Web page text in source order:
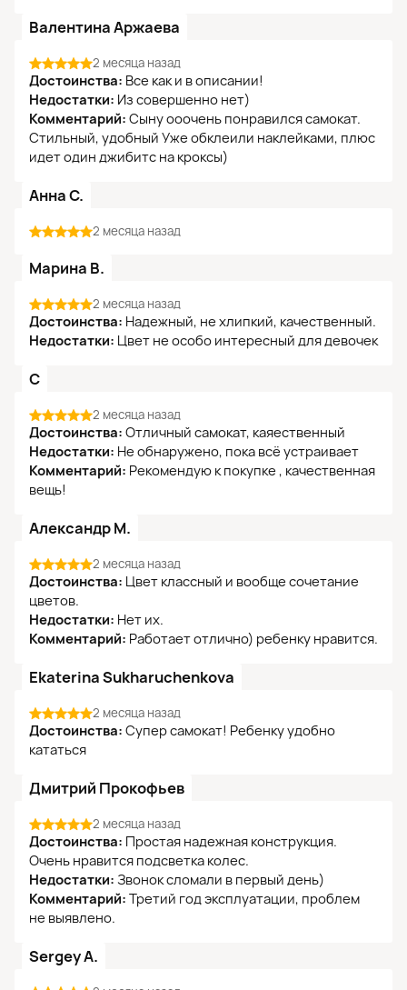
Валентина Аржаева
2 месяца назад
Достоинства: Все как и в описании!
Недостатки: Из совершенно нет)
Комментарий: Сыну ооочень понравился самокат.
Стильный, удобный Уже обклеили наклейками, плюс
идет один джибитс на кроксы)
Анна С.
2 месяца назад
Марина В.
2 месяца назад
Достоинства: Надежный, не хлипкий, качественный.
Недостатки: Цвет не особо интересный для девочек
С
2 месяца назад
Достоинства: Отличный самокат, каяественный
Недостатки: Не обнаружено, пока всё устраивает
Комментарий: Рекомендую к покупке , качественная
вещь!
Александр М.
2 месяца назад
Достоинства: Цвет классный и вообще сочетание
цветов.
Недостатки: Нет их.
Комментарий: Работает отлично) ребенку нравится.
Ekaterina Sukharuchenkova
2 месяца назад
Достоинства: Супер самокат! Ребенку удобно
кататься
Дмитрий Прокофьев
2 месяца назад
Достоинства: Простая надежная конструкция.
Очень нравится подсветка колес.
Недостатки: Звонок сломали в первый день)
Комментарий: Третий год эксплуатации, проблем
не выявлено.
Sergey A.